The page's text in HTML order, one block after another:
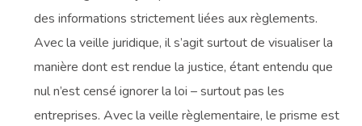
des informations strictement liées aux règlements.
Avec la veille juridique, il s’agit surtout de visualiser la
manière dont est rendue la justice, étant entendu que
nul n’est censé ignorer la loi – surtout pas les
entreprises. Avec la veille règlementaire, le prisme est